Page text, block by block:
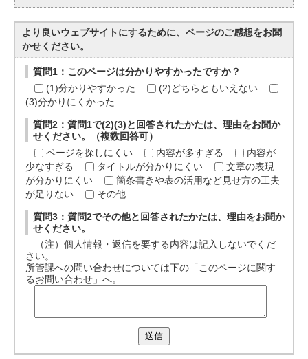
より良いウェブサイトにするために、ページのご感想をお聞
かせください。
質問1：このページは分かりやすかったですか？
(1)分かりやすかった
(2)どちらともいえない
(3)分かりにくかった
質問2：質問1で(2)(3)と回答されたかたは、理由をお聞か
せください。（複数回答可）
ページを探しにくい
内容が多すぎる
内容が
少なすぎる
タイトルが分かりにくい
文章の表現
が分かりにくい
箇条書きや表の活用など見せ方の工夫
が足りない
その他
質問3：質問2でその他と回答されたかたは、理由をお聞か
せください。
（注）個人情報・返信を要する内容は記入しないでくだ
さい。
所管課への問い合わせについては下の「このページに関す
るお問い合わせ」へ。
送信